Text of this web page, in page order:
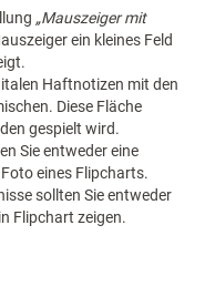
„Mauszeiger mit
ein kleines Feld
Haftnotizen mit den
Diese Fläche
gespielt wird.
Sie entweder eine
eines Flipcharts.
sollten Sie entweder
Flipchart zeigen.